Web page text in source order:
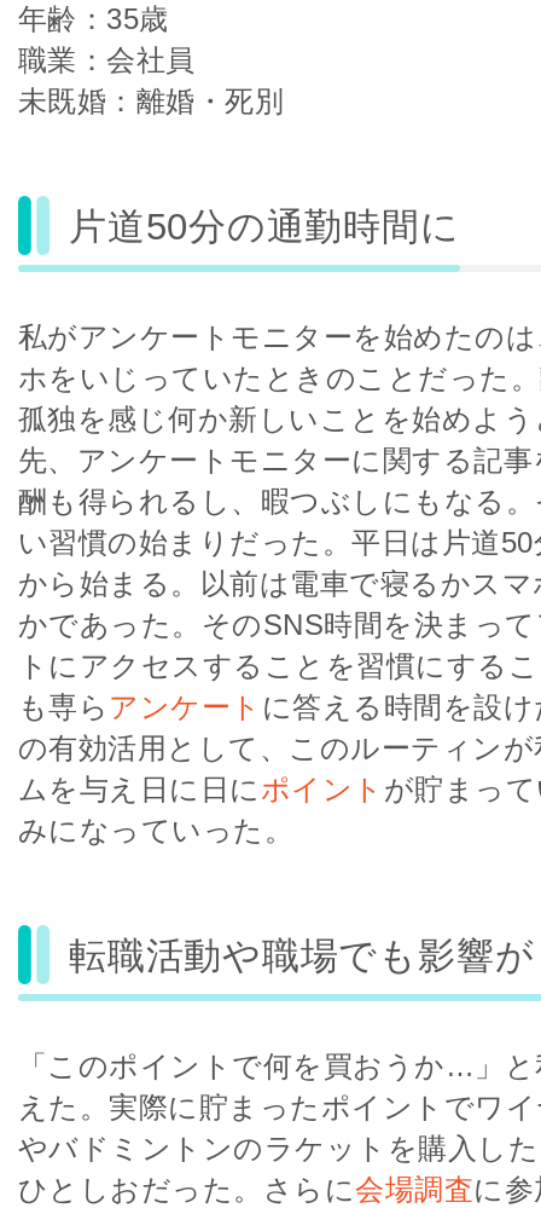
年齢：35歳
職業：会社員
未既婚：離婚・死別
片道50分の通勤時間に
私がアンケートモニターを始めたの
ホをいじっていたときのことだった
孤独を感じ何か新しいことを始めよ
先、アンケートモニターに関する記
酬も得られるし、暇つぶしにもなる
い習慣の始まりだった。平日は片道
から始まる。以前は電車で寝るかス
かであった。そのSNS時間を決まっ
トにアクセスすることを習慣にする
も専ら アンケート に答える時間を設
の有効活用として、このルーティン
ムを与え日に日に ポイント が貯まっ
みになっていった。
転職活動や職場でも影響
「このポイントで何を買おうか…」
えた。実際に貯まったポイントでワ
やバドミントンのラケットを購入し
ひとしおだった。さらに会場調査に